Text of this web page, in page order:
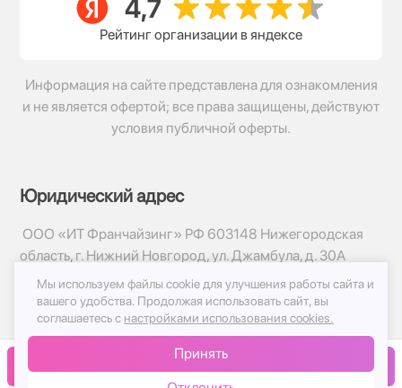
В корзину
Рейтинг организации в яндексе
Информация на сайте представлена для ознакомления
и не является офертой; все права защищены, действуют
условия публичной оферты.
Юридический адрес
ООО «ИТ Франчайзинг» РФ 603148 Нижегородская
область, г. Нижний Новгород, ул. Джамбула, д. 30А
© 2017-2026г, База Цветов 24.ру
Политика конфиденциальности
Публичная оферта
Мы используем файлы cookie для улучшения работы сайта и
вашего удобства. Продолжая использовать сайт, вы
соглашаетесь с настройками использования cookies.
Принять